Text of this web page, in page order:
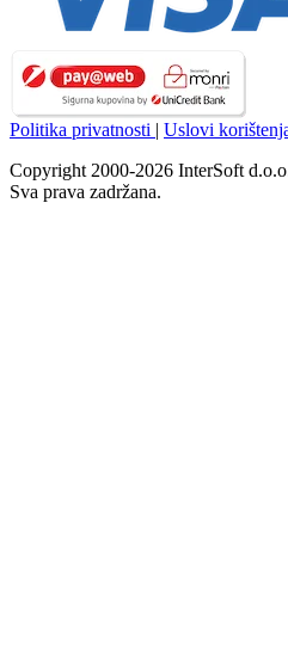
Politika privatnosti | Uslovi
Copyright 2000-2026 InterSoft
Sva prava zadržana.